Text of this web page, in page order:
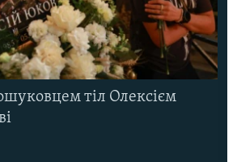
тіл Олексієм